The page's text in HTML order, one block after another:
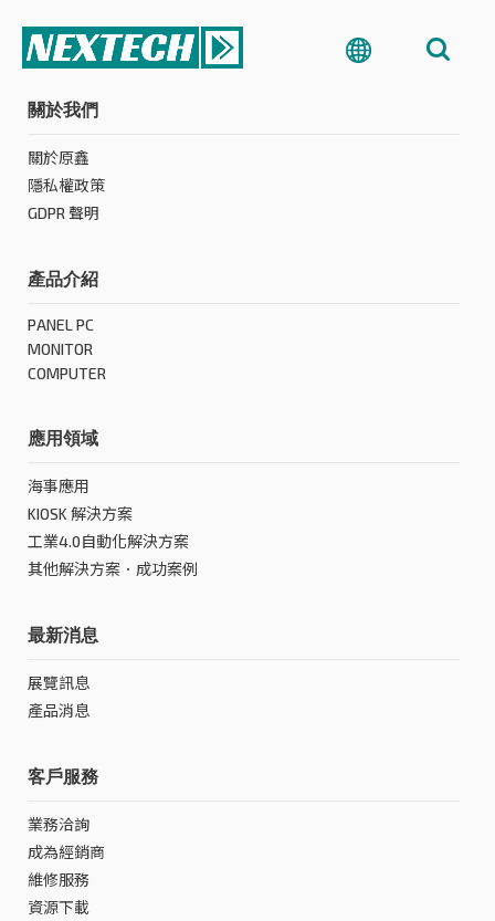
關於我們
關於原鑫
隱私權政策
GDPR 聲明
產品介紹
PANEL PC
MONITOR
COMPUTER
應用領域
海事應用
KIOSK 解決方案
工業4.0自動化解決方案
其他解決方案．成功案例
最新消息
展覽訊息
產品消息
客戶服務
業務洽詢
成為經銷商
維修服務
資源下載